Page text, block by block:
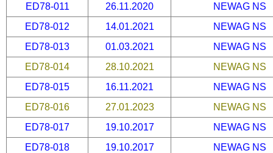
ED78-011
26.11.2020
NEWAG NS
ED78-012
14.01.2021
NEWAG NS
ED78-013
01.03.2021
NEWAG NS
ED78-014
28.10.2021
NEWAG NS
ED78-015
16.11.2021
NEWAG NS
ED78-016
27.01.2023
NEWAG NS
ED78-017
19.10.2017
NEWAG NS
ED78-018
19.10.2017
NEWAG NS